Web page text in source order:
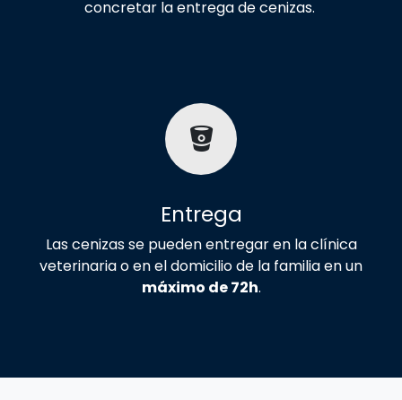
concretar la entrega de cenizas.
Entrega
Las cenizas se pueden entregar en la clínica
veterinaria o en el domicilio de la familia en un
máximo de 72h.